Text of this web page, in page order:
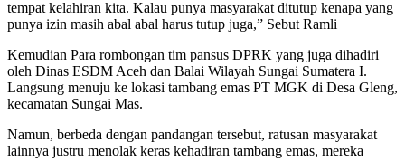
tempat kelahiran kita. Kalau punya masyarakat ditutup kenapa yang
punya izin masih abal abal harus tutup juga,” Sebut Ramli
Kemudian Para rombongan tim pansus DPRK yang juga dihadiri
oleh Dinas ESDM Aceh dan Balai Wilayah Sungai Sumatera I.
Langsung menuju ke lokasi tambang emas PT MGK di Desa Gleng,
kecamatan Sungai Mas.
Namun, berbeda dengan pandangan tersebut, ratusan masyarakat
lainnya justru menolak keras kehadiran tambang emas, mereka